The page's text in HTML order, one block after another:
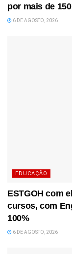
por mais de
6 DE AGOSTO, 2026
EDUCAÇÃO
ESTGOH com
cursos, com
100%
6 DE AGOSTO, 2026